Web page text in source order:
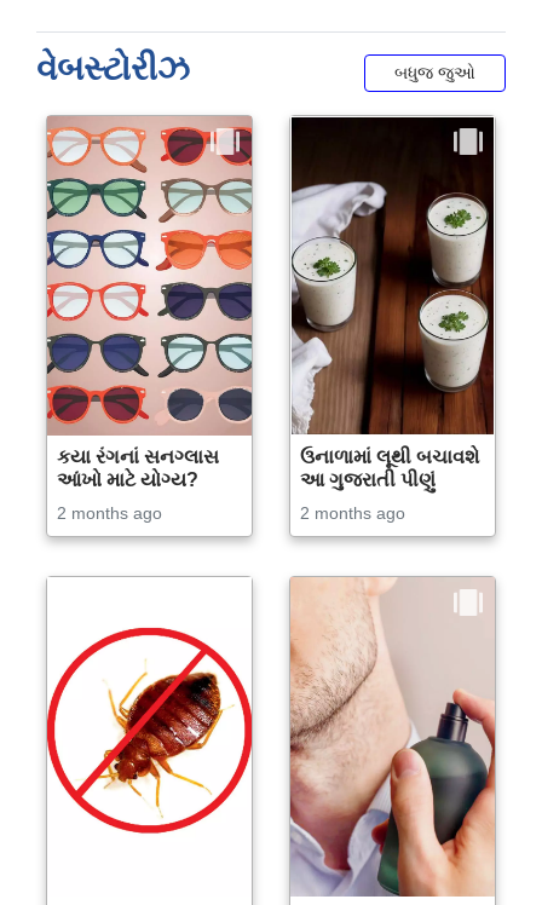
વેબસ્ટોરીઝ બધુજ જુઓ
કયા રંગનાં સનગ્લાસ
આંખો માટે યોગ્ય?
2 months ago
ઉનાળામાં લૂથી બચાવશે
આ ગુજરાતી પીણું
2 months ago